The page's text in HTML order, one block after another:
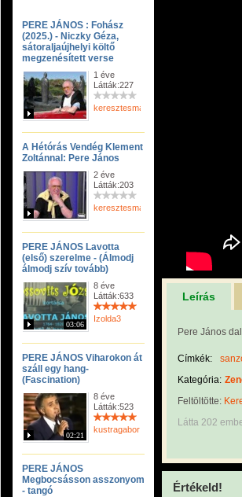
PERE JÁNOS : Fohász
(2025.) - Niczky Géza,
sátoraljaújhelyi költő
megzenésített verse
1 éve
Látták:227
keresztesmanci
A Hétórás Vendég Klement
Zoltánnal: Pere János
2 éve
Látták:203
keresztesmanci
PERE JÁNOS Lavotta
(első) szerelme - (Álmodj
álmodj szív tovább)
03:06
8 éve
Látták:633
Izolda3
PERE JÁNOS Viharokon át
száll egy hang-
(Fascination)
02:21
8 éve
Látták:523
kustragabor
PERE JÁNOS
Megbocsásson asszonyom
- tangó
Leírás
Pere János
Címkék:
Kategória:
Feltöltötte:
Látta 202
Értékeld!